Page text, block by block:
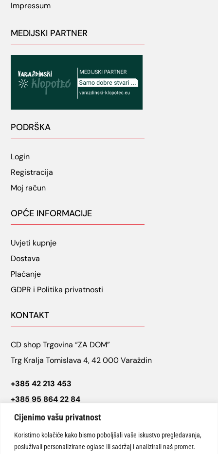
Cijenimo vašu privatnost
Koristimo kolačiće kako bismo poboljšali vaše iskustvo pregledavanja,
posluživali personalizirane oglase ili sadržaj i analizirali naš promet.
Impressum
MEDIJSKI PARTNER
PODRŠKA
Login
Registracija
Moj račun
OPĆE INFORMACIJE
Uvjeti kupnje
Dostava
Plaćanje
GDPR i Politika privatnosti
KONTAKT
CD shop Trgovina “ZA DOM”
Trg Kralja Tomislava 4, 42 000 Varaždin
+385 42 213 453
+385 95 864 22 84
cdshop.varazdin@gmail.com